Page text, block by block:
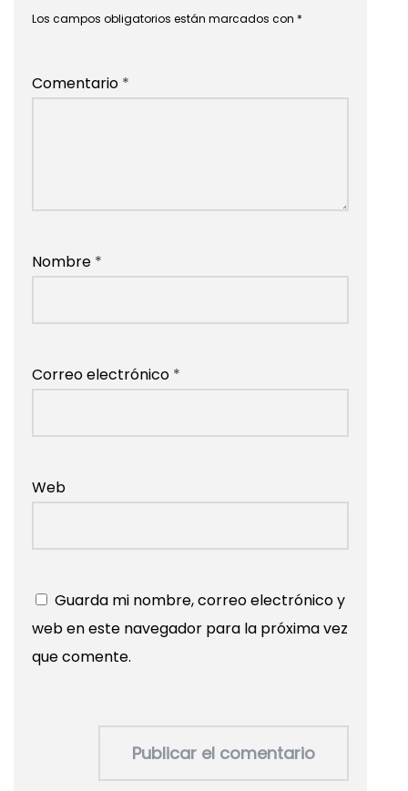
Los campos obligatorios están marcados con *
Comentario *
Nombre *
Correo electrónico *
Web
Guarda mi nombre, correo electrónico y
web en este navegador para la próxima vez
que comente.